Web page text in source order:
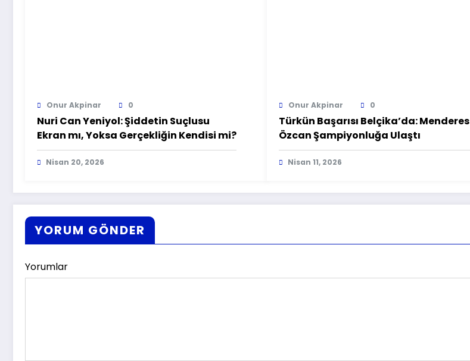
Onur Akpinar 0
Nuri Can Yeniyol: Şiddetin Suçlusu
Ekran mı, Yoksa Gerçekliğin Kendisi mi?
Nisan 20, 2026
Onur Akpinar 0
Türkün Başarısı Belçika’da: Menderes
Özcan Şampiyonluğa Ulaştı
Nisan 11, 2026
YORUM GÖNDER
Yorumlar